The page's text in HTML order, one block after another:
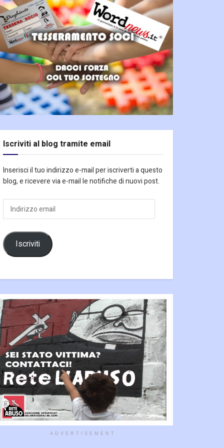
Iscriviti al blog tramite email
Inserisci il tuo indirizzo e-mail per iscriverti a questo
blog, e ricevere via e-mail le notifiche di nuovi post.
Indirizzo
email
Iscriviti
ADVERTISEMENT